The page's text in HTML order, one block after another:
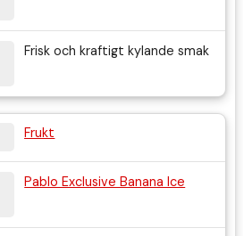
Frisk och kraftigt kylande smak
Frukt
Pablo Exclusive Banana Ice